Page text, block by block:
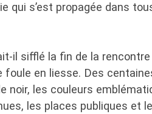
qui s’est propagée dans
il sifflé la fin de la
foule en liesse. Des
noir, les couleurs
les places publiques et